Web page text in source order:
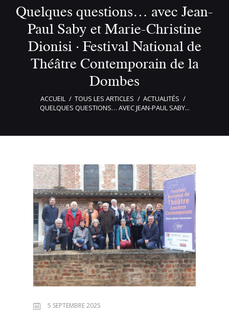
Quelques questions… avec Jean-
Paul Saby et Marie-Christine
Dionisi · Festival National de
Théâtre Contemporain de la
Dombes
ACCUEIL TOUS LES ARTICLES
ACTUALITÉS
QUELQUES QUESTIONS… AVEC JEAN-PAUL SABY...
5 SEPTEMBRE 2025